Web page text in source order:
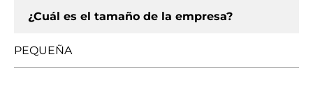
¿Cuál es el tamaño de la empresa?
PEQUEÑA